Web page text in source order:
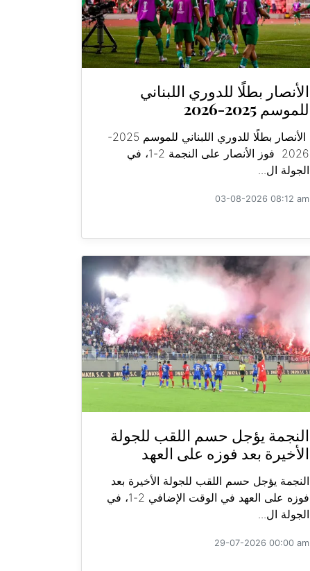
الأنصار بطلًا للدوري اللبناني
للموسم 2025-2026
الأنصار بطلًا للدوري اللبناني للموسم 2025-
2026 فوز الأنصار على النجمة 2-1، في
الجولة ال...
03-08-2026 08:12 am
النجمة يؤجل حسم اللقب للجولة
الأخيرة بعد فوزه على العهد
النجمة يؤجل حسم اللقب للجولة الأخيرة بعد
فوزه على العهد في الوقت الإضافي 2-1، في
الجولة ال...
29-07-2026 00:00 am